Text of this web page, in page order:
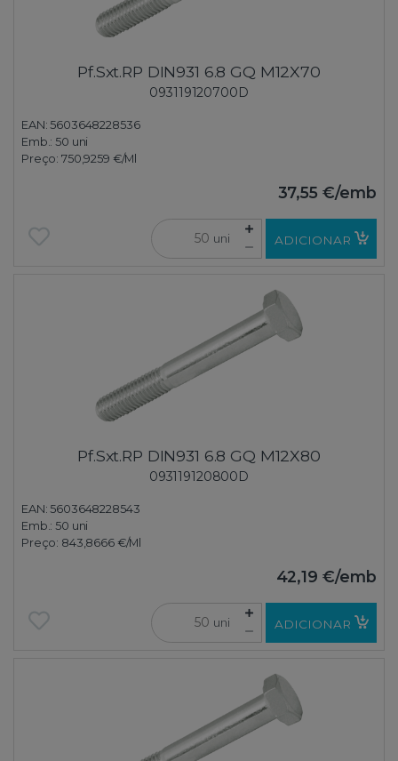
Pf.Sxt.RP DIN931 6.8 GQ M12X70
093119120700D
EAN: 5603648228536
Emb.:50 uni
Preço: 750,9259 €/Ml
37,55 €/emb
uni ADICIONAR
Pf.Sxt.RP DIN931 6.8 GQ M12X80
093119120800D
EAN: 5603648228543
Emb.:50 uni
Preço: 843,8666 €/Ml
42,19 €/emb
uni ADICIONAR